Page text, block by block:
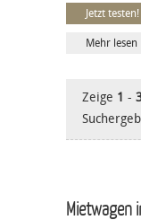
Jetzt testen!
Mehr lesen
Zeige 1 -
Mietwagen